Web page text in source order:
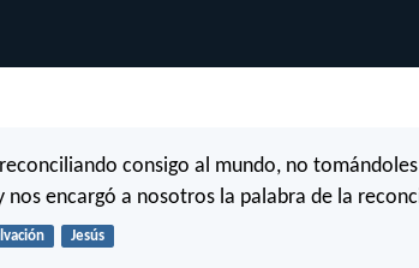
consigo al mundo, no
nos encargó a nosotros la palabra de la
Jesús